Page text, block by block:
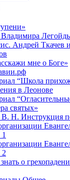
Владимира
Андрей Ткачев
мне о Боге»
“Школа
в Леонове
святых»
В. Н. Инструкция
1
2
о